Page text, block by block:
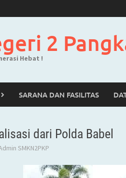
2
Hebat !
SARANA DAN FASILITAS
dari Polda Babel
SMKN2PKP